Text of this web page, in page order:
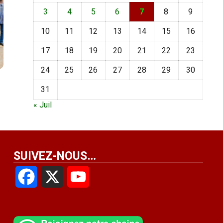
3 4 5 6 7 8 9
10 11 12 13 14 15 16
17 18 19 20 21 22 23
24 25 26 27 28 29 30
31
« Juil
SUIVEZ-NOUS…
Facebook